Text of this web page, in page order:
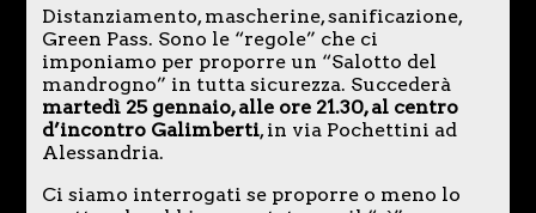
Distanziamento, mascherine, sanificazione,
Green Pass. Sono le “regole” che ci
imponiamo per proporre un “Salotto del
mandrogno” in tutta sicurezza. Succederà
martedì 25 gennaio, alle ore 21.30, al centro
d’incontro Galimberti, in via Pochettini ad
Alessandria.
Ci siamo interrogati se proporre o meno lo